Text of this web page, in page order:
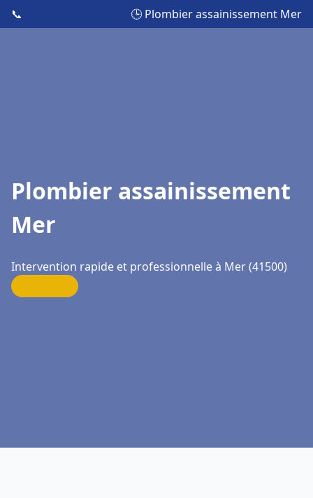
📞 🕒 Plombier assainissement Mer
Plombier assainissement
Mer
Intervention rapide et professionnelle à Mer (41500)